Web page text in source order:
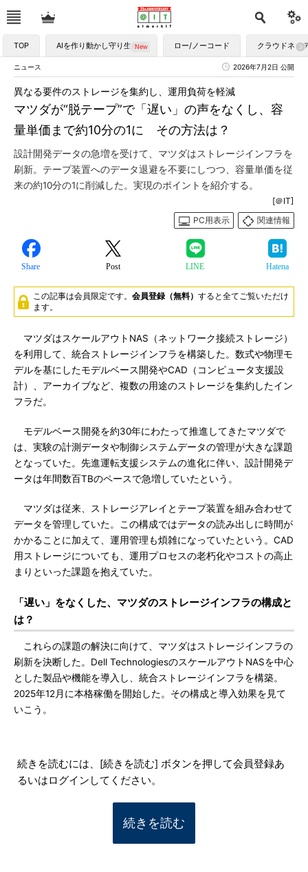
TOP AIを作り動かし守り生かす ロー/ノーコード クラウドネイ
ニュース 2026年7月2日 公開
マツダが“脱テープ”で「遅い」の声をなくし、容
量単価まで約10分の1に その方法は？
異なる要件のストレージを集約し、運用負荷を軽減
設計開発データの急増を受けて、マツダはストレージインフラを
刷新。テープ装置へのデータ退避を不要にしつつ、容量単価を従
来の約10分の1に削減した。実現のポイントを紹介する。
[＠IT]
PC用表示
関連情報
Share Post LINE Hatena
この記事は会員限定です。 会員登録（無料） すると全てご覧いただけ
ます。
マツダはスケールアウトNAS（ネットワーク接続ストレージ）
を利用して、統合ストレージインフラを構築した。数式や物理モ
デルを基にしたモデルベース開発やCAD（コンピュータ支援設
計）、アーカイブなど、複数の用途のストレージを集約したイン
フラだ。
モデルベース開発を約30年にわたって推進してきたマツダで
は、実験の計測データや制御システムデータの管理が大きな課題
となっていた。先進運転支援システムの進化に伴い、設計開発デ
ータは年間数百TBのペースで急増していたという。
マツダは従来、ストレージアレイとテープ装置を組み合わせて
データを管理していた。この構成ではデータの読み出しに時間が
かかることに加えて、運用管理も煩雑になっていたという。CAD
用ストレージについても、運用プロセスの老朽化やコストの高止
まりといった課題を抱えていた。
「遅い」をなくした、マツダのストレージインフラの構成と
は？
これらの課題の解決に向けて、マツダはストレージインフラの
刷新を決断した。Dell TechnologiesのスケールアウトNASを中心
とした製品や機能を導入し、統合ストレージインフラを構築。
2025年12月に本格稼働を開始した。その構成と導入効果を見て
いこう。
続きを読むには、[続きを読む] ボタンを押して会員登録あ
るいはログインしてください。
続きを読む